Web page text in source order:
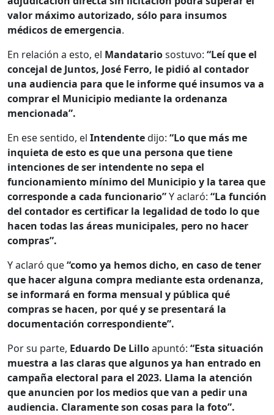
valor máximo autorizado, sólo para insumos
médicos de emergencia.
En relación a esto, el Mandatariosostuvo: “Leí que el
concejal de Juntos, José Ferro, le pidió al contador
una audiencia para que le informe qué insumos va a
comprar el Municipio mediante la ordenanza
mencionada”.
En ese sentido, el Intendentedijo: “Lo que más me
inquieta de esto es que una persona que tiene
intenciones de ser intendente no sepa el
funcionamiento mínimo del Municipio y la tarea que
corresponde a cada funcionario”Y aclaró: “La función
del contador es certificar la legalidad de todo lo que
hacen todas las áreas municipales, pero no hacer
compras”.
Y aclaró que“como ya hemos dicho, en caso de tener
que hacer alguna compra mediante esta ordenanza,
se informará en forma mensual y pública qué
compras se hacen, por qué y se presentará la
documentación correspondiente”.
Por su parte, Eduardo De Lilloapuntó: “Esta situación
muestra a las claras que algunos ya han entrado en
campaña electoral para el 2023. Llama la atención
que anuncien por los medios que van a pedir una
audiencia. Claramente son cosas para la foto”.